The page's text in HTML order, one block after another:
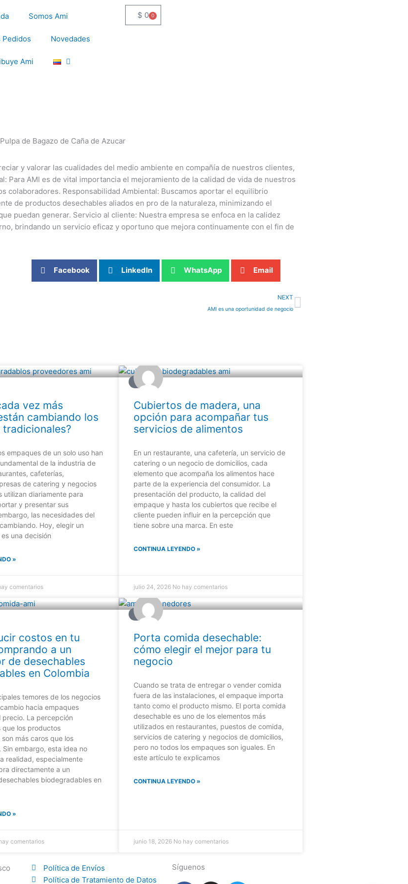
Somos Ami
Pedidos Novedades
Ami
$ 0 0
Cart
y valorar las cualidades del medio ambiente en compañía de nuestros clientes,
Para AMI es de vital importancia el mejoramiento de la calidad de vida de nuestros
Responsabilidad Ambiental: Buscamos aportar el equilibrio
de productos desechables aliados en pro de la naturaleza, minimizando el
puedan generar. Servicio al cliente: Nuestra empresa se enfoca en la calidez
brindando un servicio eficaz y oportuno que mejora continuamente con el fin de
Facebook LinkedIn WhatsApp Email
NEXT
AMI es una oportunidad de negocio
Next
vez más
cambiando los
tradicionales?
empaques de un solo uso han
de la industria de
cafeterías,
de catering y negocios
utilizan diariamente para
y presentar sus
las necesidades del
Hoy, elegir un
una decisión
»
comentarios
BLOG
Cubiertos de madera, una
opción para acompañar tus
servicios de alimentos
En un restaurante, una cafetería, un servicio de
catering o un negocio de domicilios, cada
elemento que acompaña los alimentos hace
parte de la experiencia del consumidor. La
presentación del producto, la calidad del
empaque y hasta los cubiertos que recibe el
cliente pueden influir en la percepción que
tiene sobre una marca. En este
CONTINUA LEYENDO »
julio 24, 2026 No hay comentarios
costos en tu
a un
de desechables
en Colombia
temores de los negocios
hacia empaques
precio. La percepción
que los productos
más caros que los
Sin embargo, esta idea no
realidad, especialmente
directamente a un
biodegradables en
»
comentarios
BLOG
Porta comida desechable:
cómo elegir el mejor para tu
negocio
Cuando se trata de entregar o vender comida
fuera de las instalaciones, el empaque importa
tanto como el producto mismo. El porta comida
desechable es uno de los elementos más
utilizados en restaurantes, puestos de comida,
servicios de catering y negocios de domicilios,
pero no todos los empaques son iguales. En
este artículo te explicamos
CONTINUA LEYENDO »
junio 18, 2026 No hay comentarios
Política de Envíos
Política de Tratamiento de Datos
Síguenos